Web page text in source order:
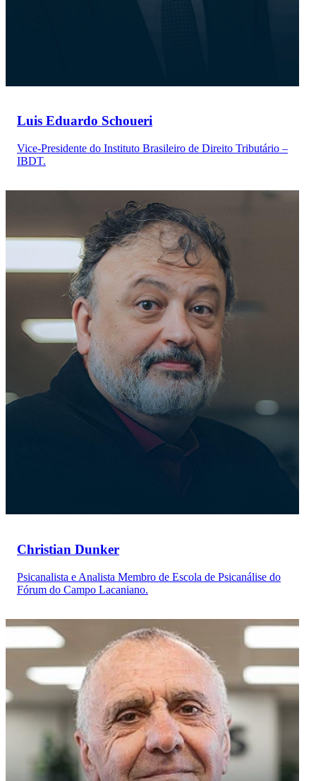
Luis Eduardo Schoueri
Vice-Presidente do Instituto Brasileiro de Direito Tributário –
IBDT.
Christian Dunker
Psicanalista e Analista Membro de Escola de Psicanálise do
Fórum do Campo Lacaniano.